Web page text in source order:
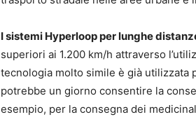
I sistemi Hyperloop per lunghe
superiori ai 1.200 km/h attraverso
tecnologia molto simile è già utilizzata
potrebbe un giorno consentire la
esempio, per la consegna dei